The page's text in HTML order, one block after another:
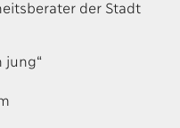
der Stadt
jung“